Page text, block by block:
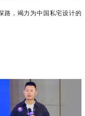
路，竭力为中国私宅设计的